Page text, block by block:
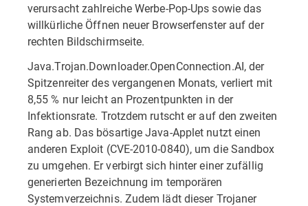
verursacht zahlreiche Werbe-Pop-Ups sowie das
willkürliche Öffnen neuer Browserfenster auf der
rechten Bildschirmseite.
Java.Trojan.Downloader.OpenConnection.AI, der
Spitzenreiter des vergan­genen Monats, verliert mit
8,55 % nur leicht an Prozentpunkten in der
Infektionsrate. Trotzdem rutscht er auf den zweiten
Rang ab. Das bösartige Java-Applet nutzt einen
anderen Exploit (CVE-2010-0840), um die Sandbox
zu umgehen. Er verbirgt sich hinter einer zufällig
generierten Bezeichnung im temporären
Systemverzeichnis. Zudem lädt dieser Trojaner